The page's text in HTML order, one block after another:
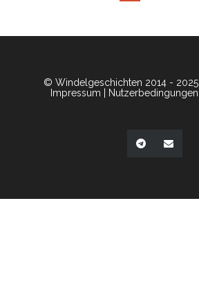
© Windelgeschichten 2014 - 2025
Impressum
Nutzerbedingungen